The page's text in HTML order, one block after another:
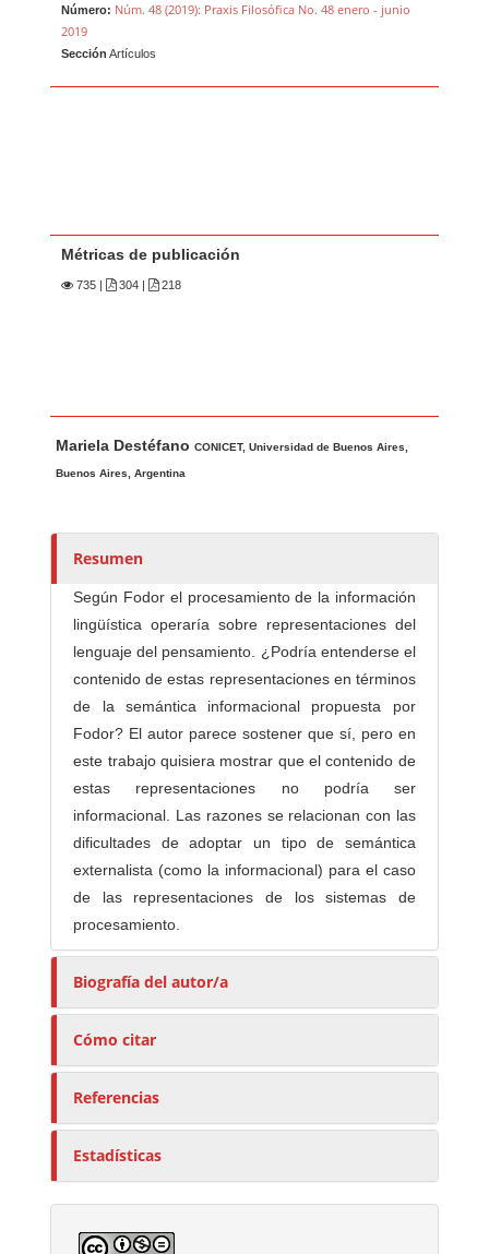
Número: Núm. 48 (2019): Praxis Filosófica No. 48 enero - junio
2019
Sección Artículos
Métricas de publicación
735 | 304 | 218
u
t
r
s
Mariela DestéfanoCONICET, Universidad de Buenos Aires,
Buenos Aires, Argentina
Resumen
Según Fodor el procesamiento de la información
lingüística operaría sobre representaciones del
lenguaje del pensamiento. ¿Podría entenderse el
contenido de estas representaciones en términos
de la semántica informacional propuesta por
Fodor? El autor parece sostener que sí, pero en
este trabajo quisiera mostrar que el contenido de
estas representaciones no podría ser
informacional. Las razones se relacionan con las
dificultades de adoptar un tipo de semántica
externalista (como la informacional) para el caso
de las representaciones de los sistemas de
procesamiento.
Biografía del autor/a
Cómo citar
Referencias
Estadísticas